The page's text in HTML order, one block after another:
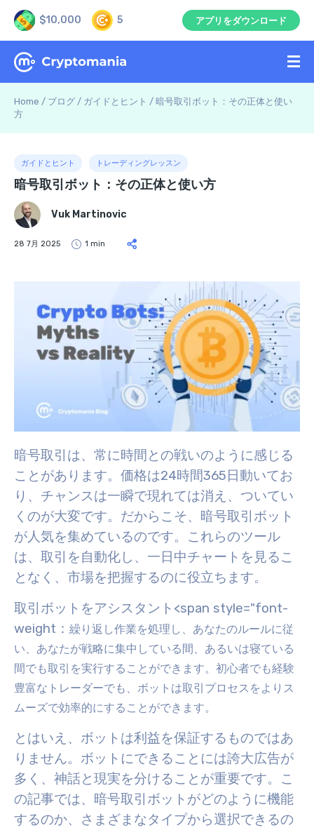
$10,000 5 アプリをダウンロード
Home / ブログ / ガイドとヒント / 暗号取引ボット：その正体と使い
方
ガイドとヒント トレーディングレッスン
暗号取引ボット：その正体と使い方
Vuk Martinovic
28 7月 2025 1 min
暗号取引は、常に時間との戦いのように感じる
ことがあります。価格は24時間365日動いてお
り、チャンスは一瞬で現れては消え、ついてい
くのが大変です。だからこそ、 暗号取引ボット
が人気を集めているのです。 これらのツール
は、 取引を自動化し、一日中チャートを見るこ
となく、市場を把握するのに役立ちます。
取引ボットをアシスタント <span style="font-
weight： 繰り返し作業を処理し、あなたのルールに従
い、あなたが戦略に集中している間、あるいは寝ている
間でも取引を実行することができます。初心者でも経験
豊富なトレーダーでも、ボットは取引プロセスをよりス
ムーズで効率的にすることができます。
とはいえ、ボットは利益を保証するものではあ
りません。ボットにできることには誇大広告が
多く、神話と現実を分けることが重要です。こ
の記事では、暗号取引ボットがどのように機能
するのか、さまざまなタイプから選択できるの